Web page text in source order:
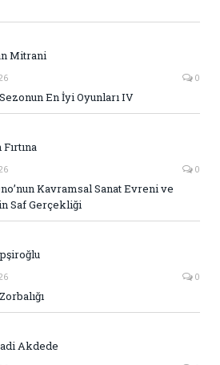
Mitrani
0
En İyi Oyunları IV
0
Kavramsal Sanat Evreni ve
Saf Gerçekliği
0
Akdede